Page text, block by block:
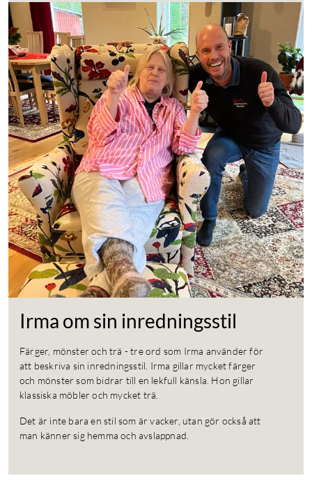
Irma om sin inredningsstil
Färger, mönster och trä - tre ord som Irma använder för
att beskriva sin inredningsstil. Irma gillar mycket färger
och mönster som bidrar till en lekfull känsla. Hon gillar
klassiska möbler och mycket trä.
Det är inte bara en stil som är vacker, utan gör också att
man känner sig hemma och avslappnad.